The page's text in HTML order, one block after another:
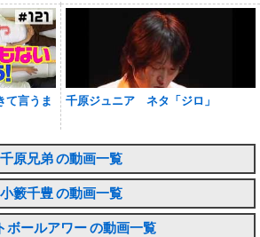
言うま
千原ジュニア ネタ「ジロ」
千原兄弟 の動画一覧
小籔千豊 の動画一覧
ボールアワー の動画一覧